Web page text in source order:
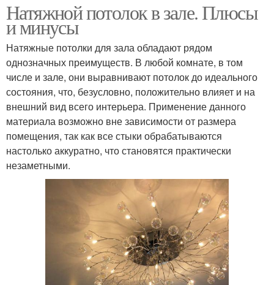
Натяжной потолок в зале. Плюсы
и минусы
Натяжные потолки для зала обладают рядом
однозначных преимуществ. В любой комнате, в том
числе и зале, они выравнивают потолок до идеального
состояния, что, безусловно, положительно влияет и на
внешний вид всего интерьера. Применение данного
материала возможно вне зависимости от размера
помещения, так как все стыки обрабатываются
настолько аккуратно, что становятся практически
незаметными.